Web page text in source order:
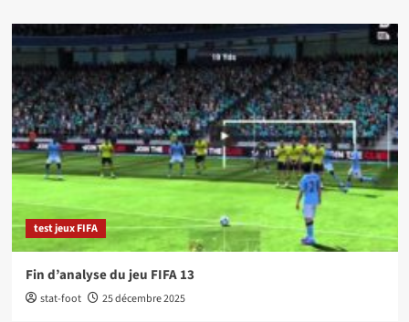
test jeux FIFA
Fin d’analyse du jeu FIFA 13
stat-foot 25 décembre 2025